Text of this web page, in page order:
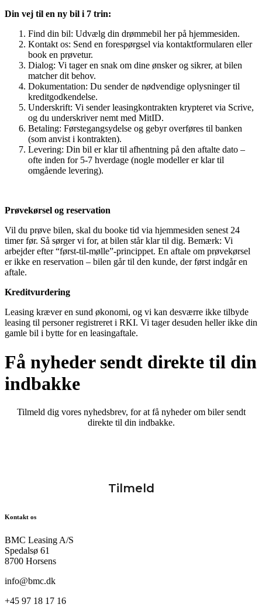
Din vej til en ny bil i 7 trin:
Find din bil: Udvælg din drømmebil her på hjemmesiden.
Kontakt os: Send en forespørgsel via kontaktformularen eller
book en prøvetur.
Dialog: Vi tager en snak om dine ønsker og sikrer, at bilen
matcher dit behov.
Dokumentation: Du sender de nødvendige oplysninger til
kreditgodkendelse.
Underskrift: Vi sender leasingkontrakten krypteret via Scrive,
og du underskriver nemt med MitID.
Betaling: Førstegangsydelse og gebyr overføres til banken
(som anvist i kontrakten).
Levering: Din bil er klar til afhentning på den aftalte dato –
ofte inden for 5-7 hverdage (nogle modeller er klar til
omgående levering).
Prøvekørsel og reservation
Vil du prøve bilen, skal du booke tid via hjemmesiden senest 24
timer før. Så sørger vi for, at bilen står klar til dig. Bemærk: Vi
arbejder efter “først-til-mølle”-princippet. En aftale om prøvekørsel
er ikke en reservation – bilen går til den kunde, der først indgår en
aftale.
Kreditvurdering
Leasing kræver en sund økonomi, og vi kan desværre ikke tilbyde
leasing til personer registreret i RKI. Vi tager desuden heller ikke din
gamle bil i bytte for en leasingaftale.
Få nyheder sendt direkte til din
indbakke
Tilmeld dig vores nyhedsbrev, for at få nyheder om biler sendt
direkte til din indbakke.
Kontakt os
BMC Leasing A/S
Spedalsø 61
8700 Horsens
info@bmc.dk
+45 97 18 17 16